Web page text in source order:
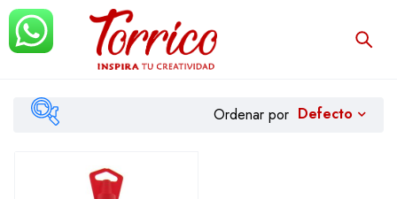
Filtrar
Ordenar por Defecto